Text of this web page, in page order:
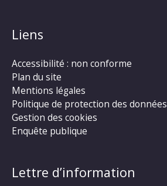
Liens
Accessibilité : non conforme
Plan du site
Mentions légales
Politique de protection des données
Gestion des cookies
Enquête publique
Lettre d’information